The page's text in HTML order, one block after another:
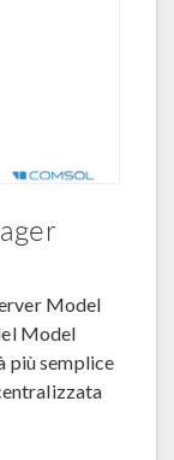
Model
Model
più semplice